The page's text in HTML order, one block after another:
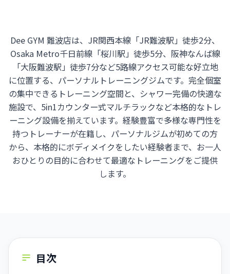
Dee GYM 難波店は、JR関西本線「JR難波駅」徒歩2分、
Osaka Metro千日前線「桜川駅」徒歩5分、阪神なんば線
「大阪難波駅」徒歩7分など5路線アクセス可能な好立地
に位置する、パーソナルトレーニングジムです。完全個室
の集中できるトレーニング空間と、シャワー完備の快適な
施設で、5in1カウンター式マルチラックなど本格的なトレ
ーニング設備を揃えています。経験豊富で多様な専門性を
持つトレーナーが在籍し、パーソナルジムが初めての方
から、本格的にボディメイクをしたい経験者まで、お一人
おひとりの目的に合わせて最適なトレーニングをご提供
します。
目次